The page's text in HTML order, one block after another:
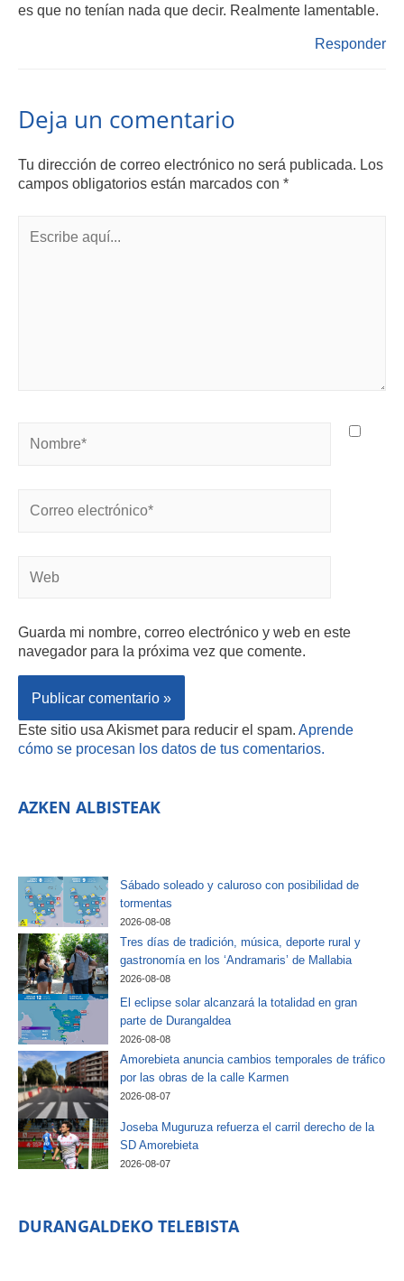
es que no tenían nada que decir. Realmente lamentable.
Responder
Deja un comentario
Tu dirección de correo electrónico no será publicada. Los
campos obligatorios están marcados con *
Guarda mi nombre, correo electrónico y web en este
navegador para la próxima vez que comente.
Este sitio usa Akismet para reducir el spam. Aprende
cómo se procesan los datos de tus comentarios.
AZKEN ALBISTEAK
Sábado soleado y caluroso con posibilidad de
tormentas
2026-08-08
Tres días de tradición, música, deporte rural y
gastronomía en los ‘Andramaris’ de Mallabia
2026-08-08
El eclipse solar alcanzará la totalidad en gran
parte de Durangaldea
2026-08-08
Amorebieta anuncia cambios temporales de tráfico
por las obras de la calle Karmen
2026-08-07
Joseba Muguruza refuerza el carril derecho de la
SD Amorebieta
2026-08-07
DURANGALDEKO TELEBISTA